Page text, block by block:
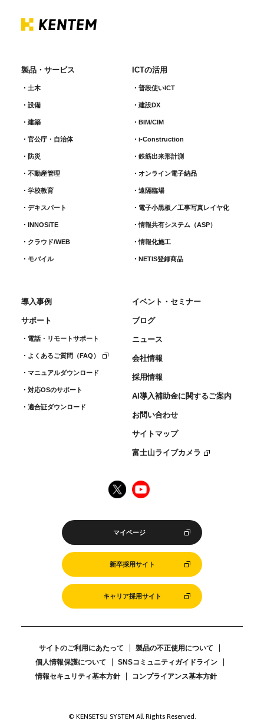
製品・サービス
土木
設備
建築
官公庁・自治体
防災
不動産管理
学校教育
デキスパート
INNOSiTE
クラウド/WEB
モバイル
ICTの活用
普段使いICT
建設DX
BIM/CIM
i-Construction
鉄筋出来形計測​
オンライン電子納品
遠隔臨場
電子小黒板／工事写真レイヤ化
情報共有システム（ASP）
情報化施工
NETIS登録商品
導入事例
サポート
電話・リモートサポート
よくあるご質問（FAQ）
マニュアルダウンロード
対応OSのサポート
適合証ダウンロード
イベント・セミナー
ブログ
ニュース
会社情報
採用情報
AI導入補助金に関するご案内
お問い合わせ
サイトマップ
富士山ライブカメラ
マイページ
新卒採用サイト
キャリア採用サイト
サイトのご利用にあたって
製品の不正使用について
個人情報保護について
SNSコミュニティガイドライン
情報セキュリティ基本方針
コンプライアンス基本方針
© KENSETSU SYSTEM All Rights Reserved.